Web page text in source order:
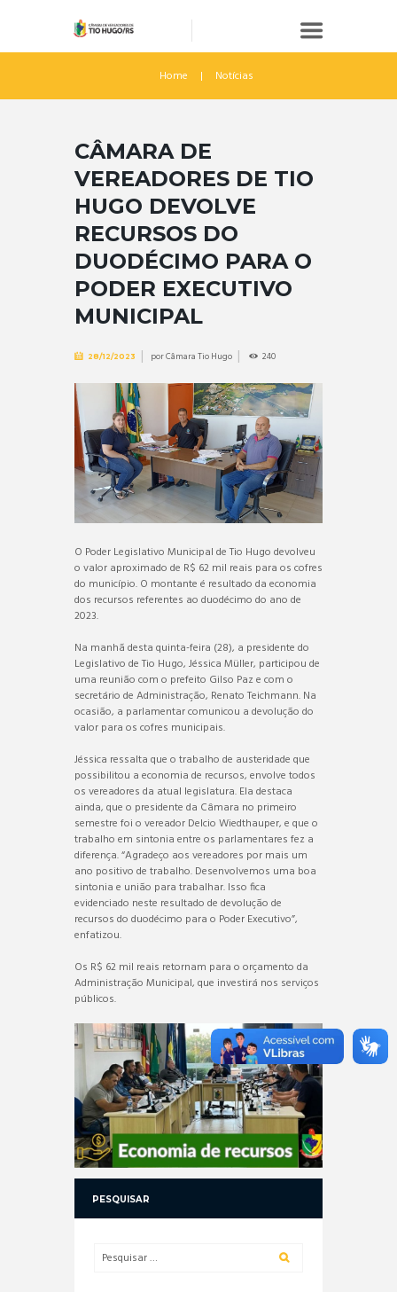
Home Notícias
CÂMARA DE
VEREADORES DE TIO
HUGO DEVOLVE
RECURSOS DO
DUODÉCIMO PARA O
PODER EXECUTIVO
MUNICIPAL
28/12/2023 porCâmara Tio Hugo 240
O Poder Legislativo Municipal de Tio Hugo devolveu
o valor aproximado de R$ 62 mil reais para os cofres
do município. O montante é resultado da economia
dos recursos referentes ao duodécimo do ano de
2023.
Na manhã desta quinta-feira (28), a presidente do
Legislativo de Tio Hugo, Jéssica Müller, participou de
uma reunião com o prefeito Gilso Paz e com o
secretário de Administração, Renato Teichmann. Na
ocasião, a parlamentar comunicou a devolução do
valor para os cofres municipais.
Jéssica ressalta que o trabalho de austeridade que
possibilitou a economia de recursos, envolve todos
os vereadores da atual legislatura. Ela destaca
ainda, que o presidente da Câmara no primeiro
semestre foi o vereador Delcio Wiedthauper, e que o
trabalho em sintonia entre os parlamentares fez a
diferença. “Agradeço aos vereadores por mais um
ano positivo de trabalho. Desenvolvemos uma boa
sintonia e união para trabalhar. Isso fica
evidenciado neste resultado de devolução de
recursos do duodécimo para o Poder Executivo”,
enfatizou.
Os R$ 62 mil reais retornam para o orçamento da
Administração Municipal, que investirá nos serviços
públicos.
PESQUISAR